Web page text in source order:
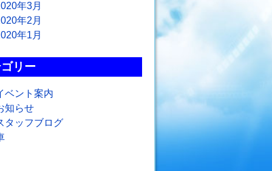
年3月
年2月
年1月
リー
ベント案内
知らせ
タッフブログ